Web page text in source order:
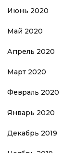
Июнь 2020
Май 2020
Апрель 2020
Март 2020
Февраль 2020
Январь 2020
Декабрь 2019